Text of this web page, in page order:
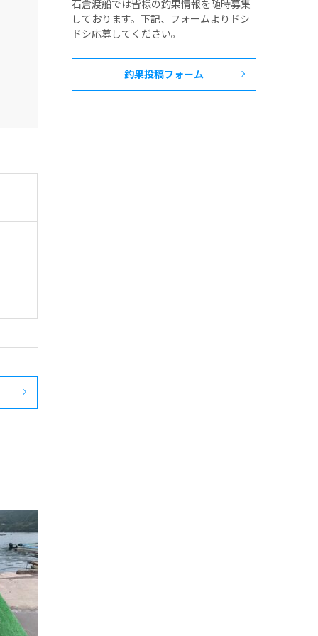
石倉渡船では皆様の釣果情報を随時募集
しております。下記、フォームよりドシ
ドシ応募してください。
釣果投稿フォーム